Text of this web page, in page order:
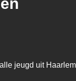
jeugd uit